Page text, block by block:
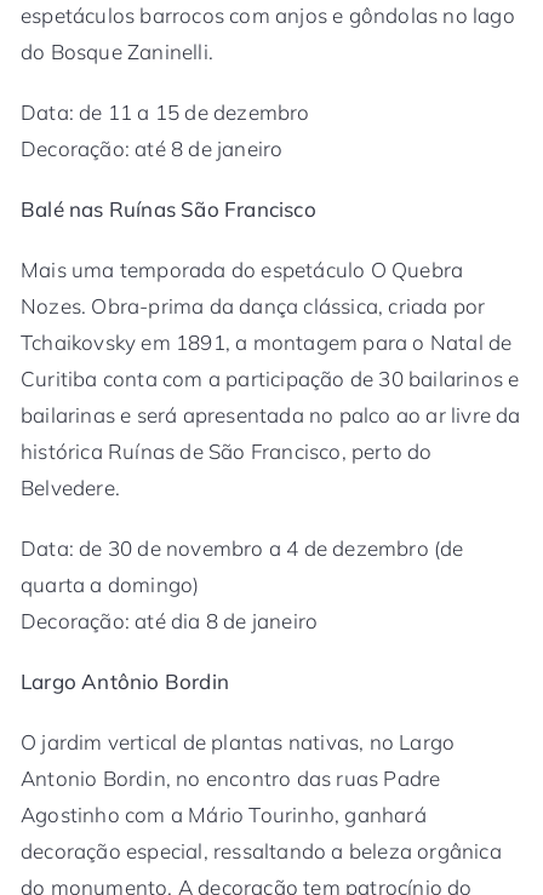
espetáculos barrocos com anjos e gôndolas no lago
do Bosque Zaninelli.
Data: de 11 a 15 de dezembro
Decoração: até 8 de janeiro
Balé nas Ruínas São Francisco
Mais uma temporada do espetáculo O Quebra
Nozes. Obra-prima da dança clássica, criada por
Tchaikovsky em 1891, a montagem para o Natal de
Curitiba conta com a participação de 30 bailarinos e
bailarinas e será apresentada no palco ao ar livre da
histórica Ruínas de São Francisco, perto do
Belvedere.
Data: de 30 de novembro a 4 de dezembro (de
quarta a domingo)
Decoração: até dia 8 de janeiro
Largo Antônio Bordin
O jardim vertical de plantas nativas, no Largo
Antonio Bordin, no encontro das ruas Padre
Agostinho com a Mário Tourinho, ganhará
decoração especial, ressaltando a beleza orgânica
do monumento. A decoração tem patrocínio do